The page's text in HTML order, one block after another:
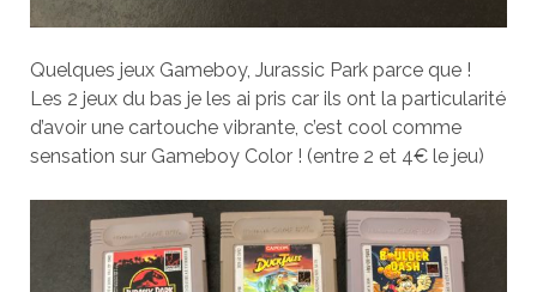
Quelques jeux Gameboy, Jurassic Park parce que !
Les 2 jeux du bas je les ai pris car ils ont la particularité
d’avoir une cartouche vibrante, c’est cool comme
sensation sur Gameboy Color ! (entre 2 et 4€ le jeu)